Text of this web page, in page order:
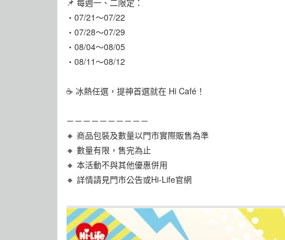
・07/21～07/22
・07/28～07/29
・08/04～08/05
・08/11～08/12
☕ 冰熱任選，提神首選就在 Hi Café！
－－－－－－－－－－
🔸 商品包裝及數量以門市實際販售為準
🔸 數量有限，售完為止
🔸 本活動不與其他優惠併用
🔸 詳情請見門市公告或Hi-Life官網